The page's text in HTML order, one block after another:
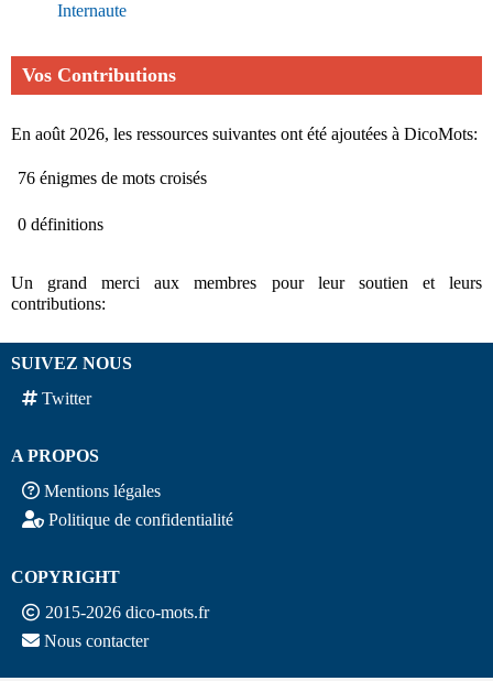
Internaute
Vos Contributions
En août 2026, les ressources suivantes ont été ajoutées à DicoMots:
76 énigmes de mots croisés
0 définitions
Un grand merci aux membres pour leur soutien et leurs
contributions:
SUIVEZ NOUS
Twitter
A PROPOS
Mentions légales
Politique de confidentialité
COPYRIGHT
2015-2026 dico-mots.fr
Nous contacter